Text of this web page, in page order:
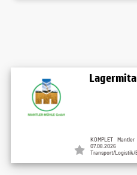
KOMPLET
07.08.2026
Transport/